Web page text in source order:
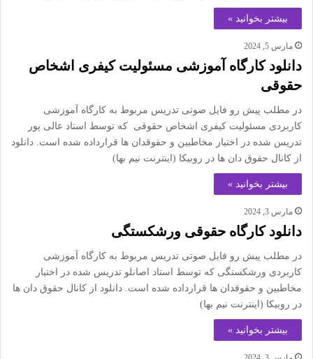
بیشتر بخوانید »
مارس 5, 2024
دانلود کارگاه آموزشی مسئولیت کیفری اشخاص
حقوقی
در مطلب پیش رو فایل صوتی تدریس مربوط به کارگاه آموزشی
کاربردی مسئولیت کیفری اشخاص حقوقی که توسط استاد عالی پور
تدریس شده در اختیار مخاطبین و حقوقدان ها قرارداده شده است. دانلود
از کانال حقوق دان ها در روبیکا (اینترنت نیم بها)
بیشتر بخوانید »
مارس 3, 2024
دانلود کارگاه حقوقی ورشکستگی
در مطلب پیش رو فایل صوتی تدریس مربوط به کارگاه آموزشی
کاربردی ورشکستگی که توسط استاد اصانلو تدریس شده در اختیار
مخاطبین و حقوقدان ها قرارداده شده است. دانلود از کانال حقوق دان ها
در روبیکا (اینترنت نیم بها)
بیشتر بخوانید »